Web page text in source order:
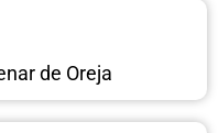
de Oreja